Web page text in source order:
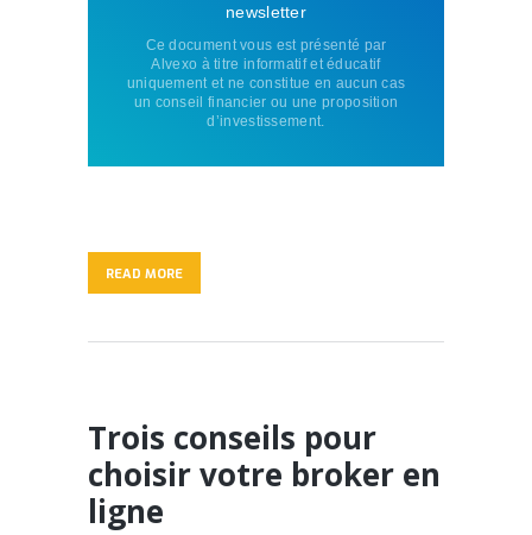
newsletter
Ce document vous est présenté par
Alvexo à titre informatif et éducatif
uniquement et ne constitue en aucun cas
un conseil financier ou une proposition
d’investissement.
READ MORE
Trois conseils pour
choisir votre broker en
ligne